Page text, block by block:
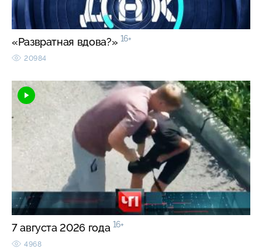
«Развратная вдова?» 16+
20984
7 августа 2026 года 16+
4968